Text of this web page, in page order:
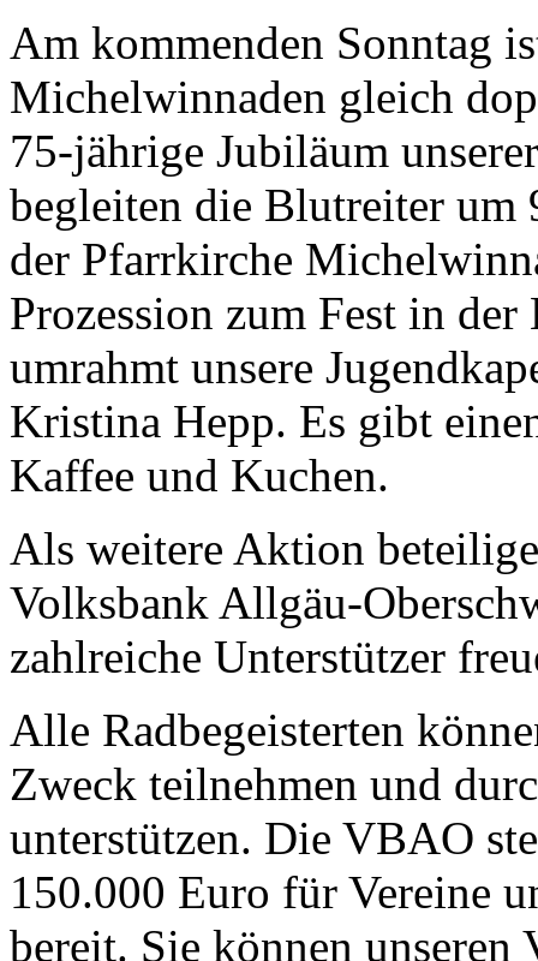
Am kommenden Sonntag
Michelwinnaden gleich
75-jährige Jubiläum
begleiten die Blutreiter um
der Pfarrkirche
Prozession zum Fest in
umrahmt unsere
Kristina Hepp. Es gibt
Kaffee und Kuchen.
Als weitere Aktion
Volksbank Allgäu-
zahlreiche Unterstützer
Alle Radbegeisterten
Zweck teilnehmen und
unterstützen. Die VBAO
150.000 Euro für Vereine
bereit. Sie können unseren